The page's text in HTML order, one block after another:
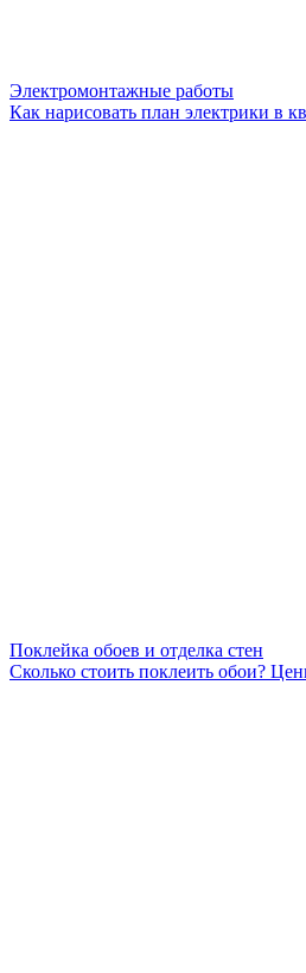
Электромонтажные работы
Как нарисовать план электрики в
Поклейка обоев и отделка стен
Сколько стоить поклеить обои?